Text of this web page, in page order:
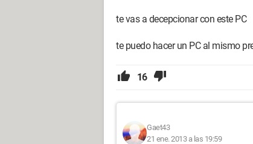
te vas a decepcionar con este PC
te puedo hacer un PC al mismo
16
Gaet43
21 ene. 2013 a las 19:59